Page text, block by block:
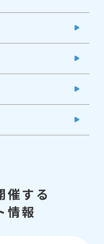
催する
情報